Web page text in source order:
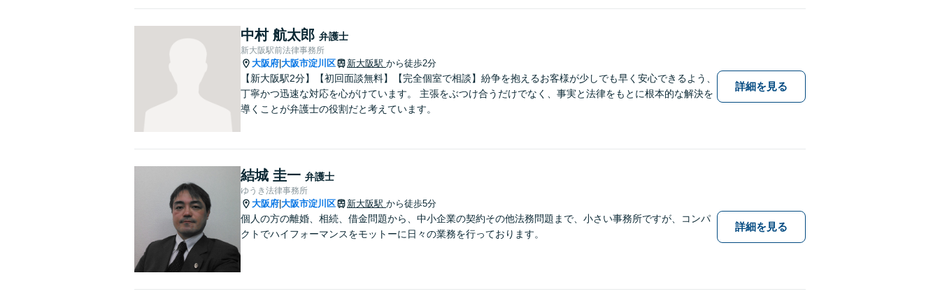
中村 航太郎 弁護士
新大阪駅前法律事務所
大阪府 大阪市淀川区 新大阪駅 から徒歩2分
【新大阪駅2分】【初回面談無料】【完全個室で相談】紛争を抱えるお客様が少しでも早く安心できるよう、
丁寧かつ迅速な対応を心がけています。 主張をぶつけ合うだけでなく、事実と法律をもとに根本的な解決を
導くことが弁護士の役割だと考えています。
詳細を見る
結城 圭一 弁護士
ゆうき法律事務所
大阪府 大阪市淀川区 新大阪駅 から徒歩5分
個人の方の離婚、相続、借金問題から、中小企業の契約その他法務問題まで、小さい事務所ですが、コンパ
クトでハイフォーマンスをモットーに日々の業務を行っております。
詳細を見る